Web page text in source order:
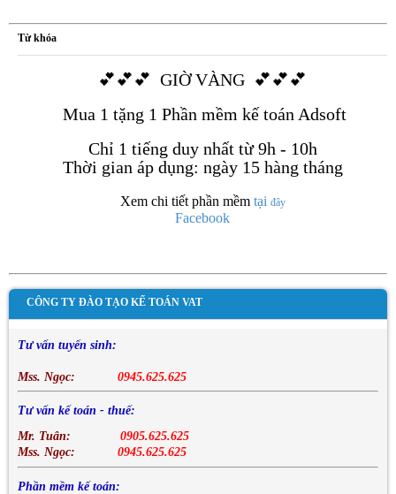
Từ khóa
💕💕💕 GIỜ VÀNG 💕💕💕
Mua 1 tặng 1 Phần mềm kế toán Adsoft
Chỉ 1 tiếng duy nhất từ 9h - 10h
Thời gian áp dụng: ngày 15 hàng tháng
Xem chi tiết phần mềm tại đây
Facebook
CÔNG TY ĐÀO TẠO KẾ TOÁN VAT
Tư vấn tuyển sinh:
Mss. Ngọc: 0945.625.625
Tư vấn kế toán - thuế:
Mr. Tuân:
0905.625.625
Mss. Ngọc:
0945.625.625
Phần mềm kế toán: